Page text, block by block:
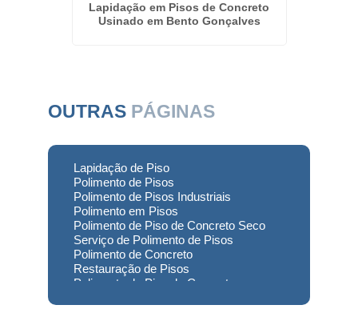
Lapidação em Pisos de Concreto
Usinado em Bento Gonçalves
OUTRAS PÁGINAS
Lapidação de Piso
Polimento de Pisos
Polimento de Pisos Industriais
Polimento em Pisos
Polimento de Piso de Concreto Seco
Serviço de Polimento de Pisos
Polimento de Concreto
Restauração de Pisos
Polimento de Piso de Concreto